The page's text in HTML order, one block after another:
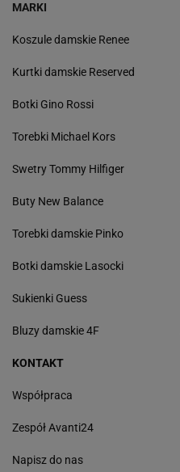
MARKI
Koszule damskie Renee
Kurtki damskie Reserved
Botki Gino Rossi
Torebki Michael Kors
Swetry Tommy Hilfiger
Buty New Balance
Torebki damskie Pinko
Botki damskie Lasocki
Sukienki Guess
Bluzy damskie 4F
KONTAKT
Współpraca
Zespół Avanti24
Napisz do nas